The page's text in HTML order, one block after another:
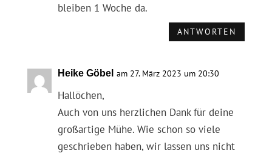
bleiben 1 Woche da.
ANTWORTEN
Heike Göbel am 27. März 2023 um 20:30
Hallöchen,
Auch von uns herzlichen Dank für deine
großartige Mühe. Wie schon so viele
geschrieben haben, wir lassen uns nicht